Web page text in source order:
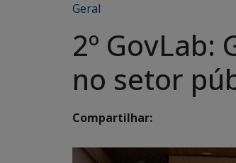
Geral
2º
no setor
Compartilhar: